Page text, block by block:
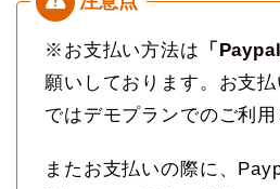
※お支払い方法は 「
願いしております。お支
ではデモプランでのご利用
またお支払いの際に、